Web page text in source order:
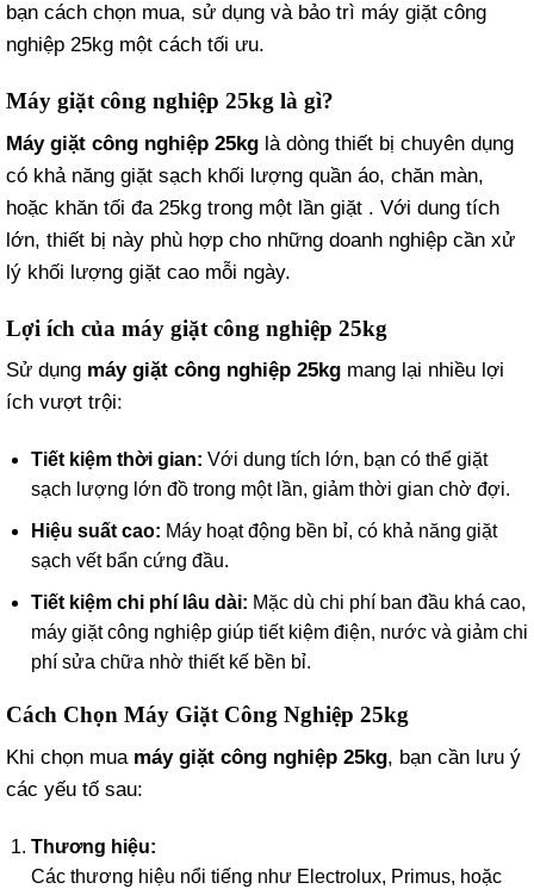
bạn cách chọn mua, sử dụng và bảo trì máy giặt công
nghiệp 25kg một cách tối ưu.
Máy giặt công nghiệp 25kg là gì?
Máy giặt công nghiệp 25kg là dòng thiết bị chuyên dụng
có khả năng giặt sạch khối lượng quần áo, chăn màn,
hoặc khăn tối đa 25kg trong một lần giặt . Với dung tích
lớn, thiết bị này phù hợp cho những doanh nghiệp cần xử
lý khối lượng giặt cao mỗi ngày.
Lợi ích của máy giặt công nghiệp 25kg
Sử dụng máy giặt công nghiệp 25kg mang lại nhiều lợi
ích vượt trội:
Tiết kiệm thời gian: Với dung tích lớn, bạn có thể giặt
sạch lượng lớn đồ trong một lần, giảm thời gian chờ đợi.
Hiệu suất cao: Máy hoạt động bền bỉ, có khả năng giặt
sạch vết bẩn cứng đầu.
Tiết kiệm chi phí lâu dài: Mặc dù chi phí ban đầu khá cao,
máy giặt công nghiệp giúp tiết kiệm điện, nước và giảm chi
phí sửa chữa nhờ thiết kế bền bỉ.
Cách Chọn Máy Giặt Công Nghiệp 25kg
Khi chọn mua máy giặt công nghiệp 25kg, bạn cần lưu ý
các yếu tố sau:
Thương hiệu:
Các thương hiệu nổi tiếng như Electrolux, Primus, hoặc